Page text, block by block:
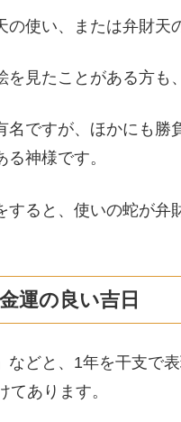
使い、または弁財天
見たことがある方も
ですが、ほかにも勝
神様です。
すると、使いの蛇が
運の良い吉日
などと、1年を干支で
てあります。